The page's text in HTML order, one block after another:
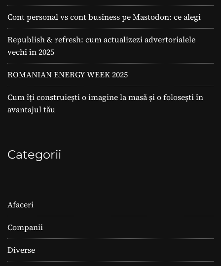
Cont personal vs cont business pe Mastodon: ce alegi
Republish & refresh: cum actualizezi advertorialele
vechi în 2025
ROMANIAN ENERGY WEEK 2025
Cum îți construiești o imagine la masă și o folosești în
avantajul tău
Categorii
Afaceri
Companii
Diverse